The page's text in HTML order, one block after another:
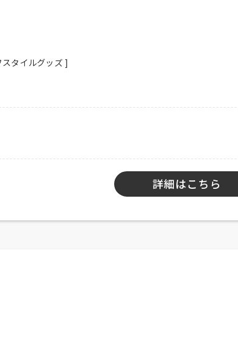
タイルグッズ ]
詳細はこちら
い。
は、職務経歴書をご郵送ください。